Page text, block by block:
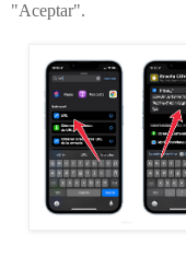
"Aceptar".